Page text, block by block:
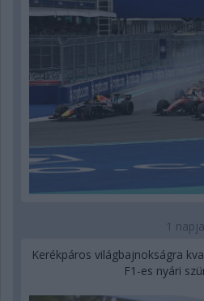
1 napja
Kerékpáros világbajnokságra
F1-es nyári